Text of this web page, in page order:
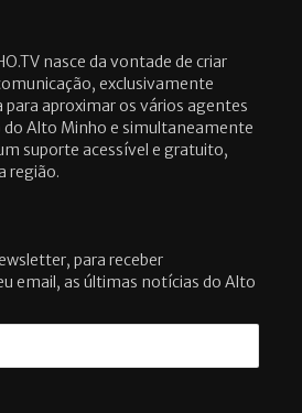
nasce da vontade de criar
exclusivamente
aproximar os vários agentes
Alto Minho e simultaneamente
suporte acessível e gratuito,
região.
para receber
email, as últimas notícias do Alto